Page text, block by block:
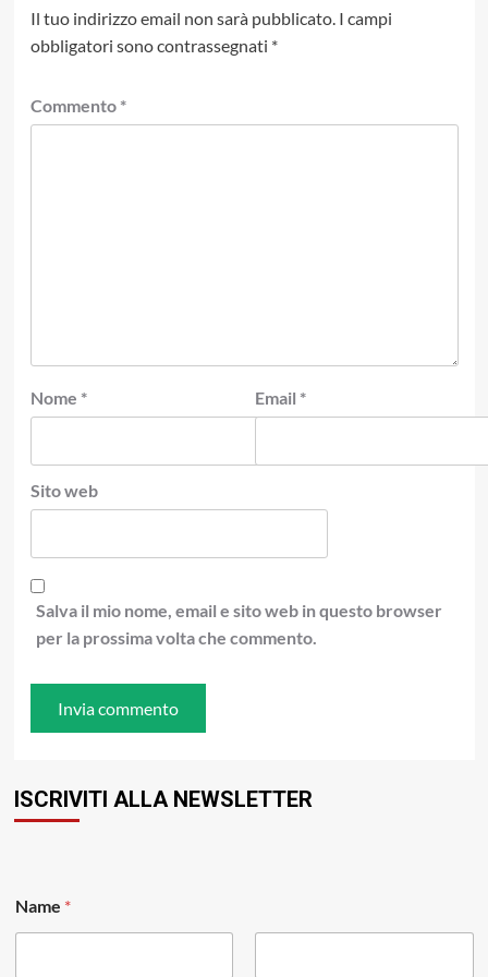
Il tuo indirizzo email non sarà pubblicato. I campi
obbligatori sono contrassegnati *
Commento *
Nome * Email *
Sito web
Salva il mio nome, email e sito web in questo browser
per la prossima volta che commento.
ISCRIVITI ALLA NEWSLETTER
Name *